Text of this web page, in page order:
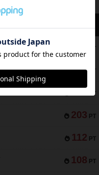
PT
322 PT
PT
203 PT
112 PT
108 PT